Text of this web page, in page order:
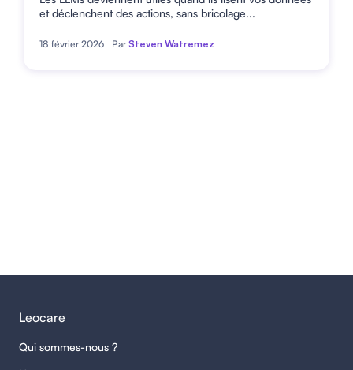
et déclenchent des actions, sans bricolage...
18 février 2026 ParSteven Watremez
Leocare
Qui sommes-nous ?